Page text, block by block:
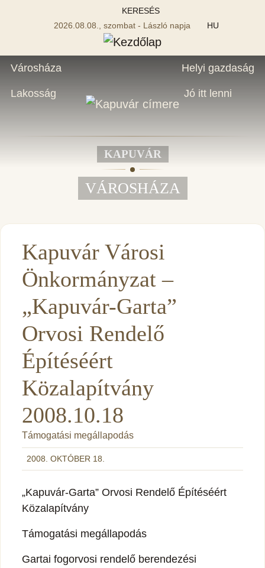
KERESÉS
2026.08.08., szombat - László napja
HU
Városháza
Lakosság
Helyi gazdaság
Jó itt lenni
KAPUVÁR
VÁROSHÁZA
Kapuvár Városi
Önkormányzat –
„Kapuvár-Garta”
Orvosi Rendelő
Építéséért
Közalapítvány
2008.10.18
Támogatási megállapodás
2008. OKTÓBER 18.
„Kapuvár-Garta” Orvosi Rendelő Építéséért
Közalapítvány
Támogatási megállapodás
Gartai fogorvosi rendelő berendezési